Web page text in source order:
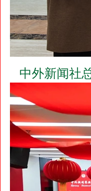
中外新闻社